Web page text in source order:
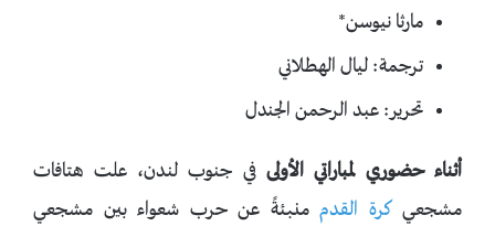
مارثا نيوسن*
ترجمة: ليال الهطلاني
تحرير: عبد الرحمن الجندل
أثناء حضوري لمباراتي الأولى في جنوب لندن، علت هتافات
مشجعي كرة القدم منبئةً عن حرب شعواء بين مشجعي